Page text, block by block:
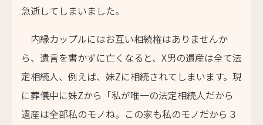
急逝してしまいました。
内縁カップルにはお互い相続権はありませんか
ら、遺言を書かずに亡くなると、X男の遺産は全て法
定相続人、例えば、妹Zに相続されてしまいます。現
に葬儀中に妹Zから「私が唯一の法定相続人だから
遺産は全部私のモノね。この家も私のモノだから３